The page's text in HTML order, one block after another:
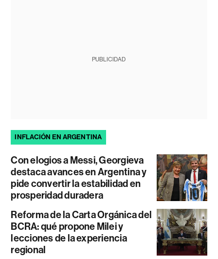
PUBLICIDAD
INFLACIÓN EN ARGENTINA
Con elogios a Messi, Georgieva
destaca avances en Argentina y
pide convertir la estabilidad en
prosperidad duradera
Reforma de la Carta Orgánica del
BCRA: qué propone Milei y
lecciones de la experiencia
regional